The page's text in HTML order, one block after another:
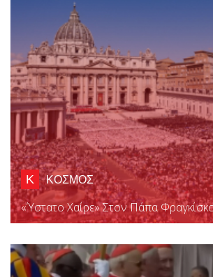
Κ ΚΟΣΜΟΣ
«Ύστατο Χαίρε» Στον Πάπα